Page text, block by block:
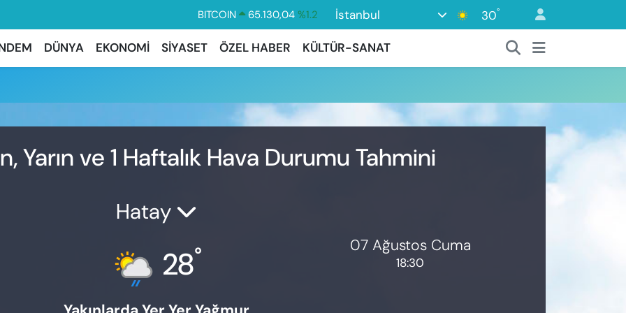
BITCOIN 65.130,04 %1.2
DOLAR
47,7106
%0.17
EURO
55,1652 %0.27
GRAM ALTIN
6618.49 %2.12
İstanbul 30°
DÜNYA EKONOMİ SİYASET ÖZEL HABER KÜLTÜR-SANAT
Yarın ve 1 Haftalık Hava Durumu Tahmini
Hatay
28° 07 Ağustos Cuma
18:30